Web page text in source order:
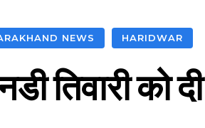
NEWS HARIDWAR
तिवारी को